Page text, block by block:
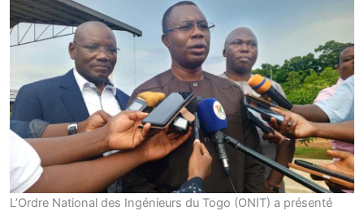
L’Ordre National des Ingénieurs du Togo (ONIT) a présenté